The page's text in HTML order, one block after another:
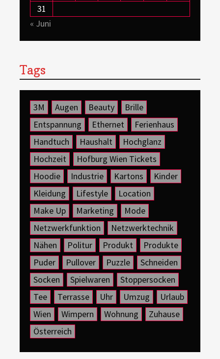
31
« Juni
Tags
3M Augen Beauty
Brille
Entspannung
Ethernet
Ferienhaus
Handtuch
Haushalt
Hochglanz
Hochzeit
Hofburg Wien Tickets
Hoodie
Industrie Kartons
Kinder
Kleidung
Lifestyle
Location
Make Up
Marketing
Mode
Netzwerkfunktion
Netzwerktechnik
Nähen
Politur Produkt
Produkte
Puder
Pullover Puzzle
Schneiden
Socken
Spielwaren
Stoppersocken
Tee
Terrasse Uhr Umzug
Urlaub
Wien
Wimpern Wohnung
Zuhause
Österreich